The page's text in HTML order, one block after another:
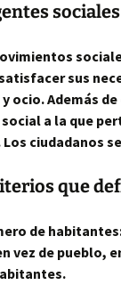
sus
ocio. Además
a la que
Los ciudadanos
que
de
vez de pueblo,